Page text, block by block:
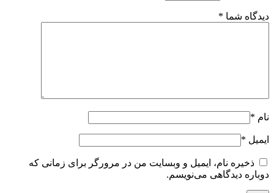
دیدگاه شما *
نام *
ایمیل *
ذخیره نام، ایمیل و وبسایت من در مرورگر برای زمانی که
دوباره دیدگاهی می‌نویسم.